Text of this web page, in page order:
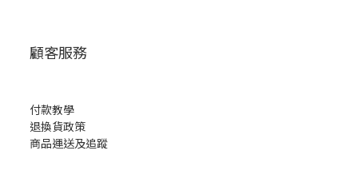
顧客服務
付款教學
退換貨政策
商品運送及追蹤